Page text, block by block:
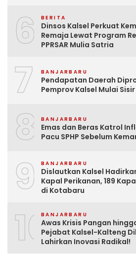
6 BERITA
Dinsos Kalsel Perkuat
Remaja Lewat Program
PPRSAR Mulia Satria
7 BANJARBARU
Pendapatan Daerah
Pemprov Kalsel Mulai
8 BANJARBARU
Emas dan Beras Katrol
Pacu SPHP Sebelum
9 BANJARBARU
Dislautkan Kalsel
Kapal Perikanan, 189
di Kotabaru
10BANJARBARU
Awas Krisis Pangan
Pejabat Kalsel-Kalteng
Lahirkan Inovasi Radikal!